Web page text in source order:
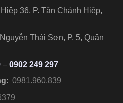
36, P. Tân Chánh Hiệp,
Thái Sơn, P. 5, Quận
–0902 249 297
: 0981.960.839